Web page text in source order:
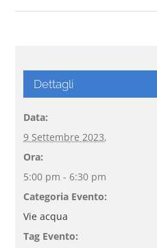
Dettagli
Data:
9 Settembre 2023,
Ora:
5:00 pm - 6:30 pm
Categoria Evento:
Vie acqua
Tag Evento: